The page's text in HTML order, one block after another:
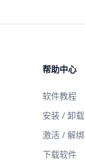
帮助中心
软件教程
安装 / 卸载
激活 / 解绑
下载软件